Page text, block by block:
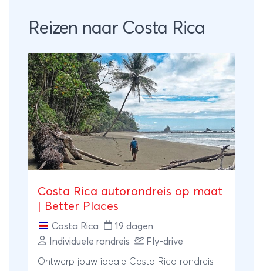
Reizen naar Costa Rica
Costa Rica autorondreis op maat
| Better Places
Costa Rica
19 dagen
Individuele rondreis
Fly-drive
Ontwerp jouw ideale Costa Rica rondreis